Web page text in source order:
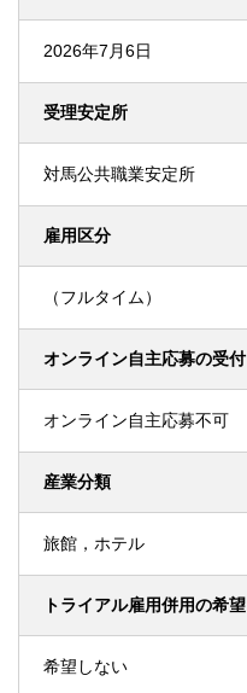
2026年7月6日
受理安定所
対馬公共職業安定所
雇用区分
（フルタイム）
オンライン自主応募の受付
オンライン自主応募不可
産業分類
旅館，ホテル
トライアル雇用併用の希望
希望しない